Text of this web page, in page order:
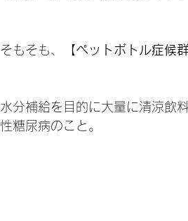
そもそも、 【ペットボトル症候
水分補給を目的に大量に清涼飲
性糖尿病のこと。